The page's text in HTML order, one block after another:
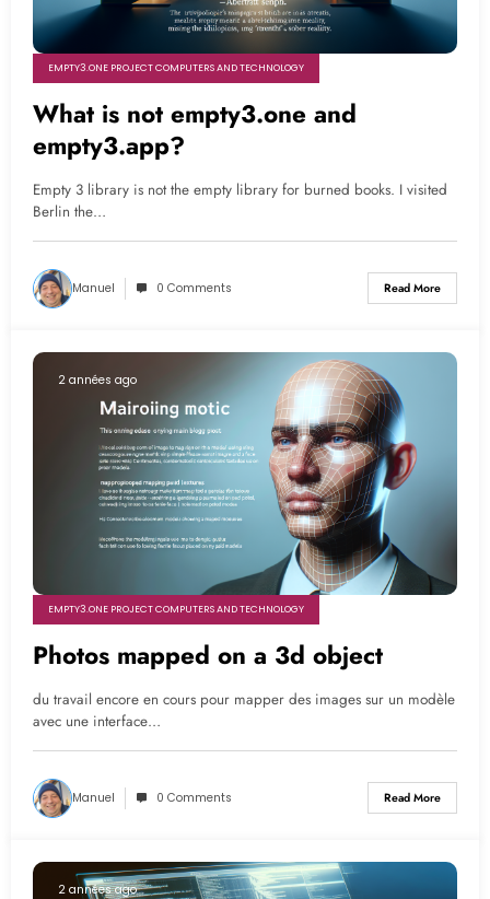
EMPTY3.ONE PROJECT COMPUTERS AND TECHNOLOGY
What is not empty3.one and
empty3.app?
Empty 3 library is not the empty library for burned books. I visited
Berlin the…
Manuel 0 Comments Read More
2 années ago
EMPTY3.ONE PROJECT COMPUTERS AND TECHNOLOGY
Photos mapped on a 3d object
du travail encore en cours pour mapper des images sur un modèle
avec une interface…
Manuel 0 Comments Read More
2 années ago